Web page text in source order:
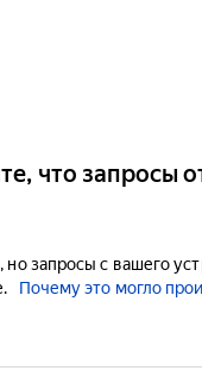
что запросы
запросы с вашего
Почему это могло